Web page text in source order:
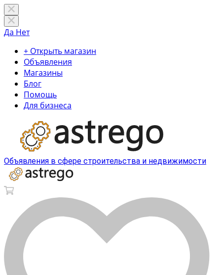
Да Нет
+ Открыть магазин
Объявления
Магазины
Блог
Помощь
Для бизнеса
Объявления в сфере строительства и недвижимости